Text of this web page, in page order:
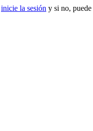
inicie la sesión y si no, puede